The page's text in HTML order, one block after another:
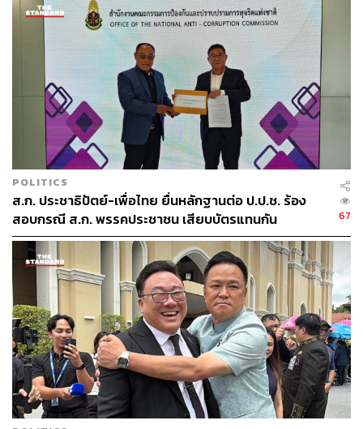
POLITICS
ส.ก. ประชาธิปัตย์-เพื่อไทย ยื่นหลักฐานต่อ ป.ป.ช. ร้อง
สอบกรณี ส.ก. พรรคประชาชน เสียบบัตรแทนกัน
67